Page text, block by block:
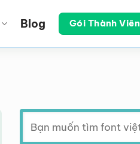
Blog Gói Thành Viên
Tìm
kiếm: